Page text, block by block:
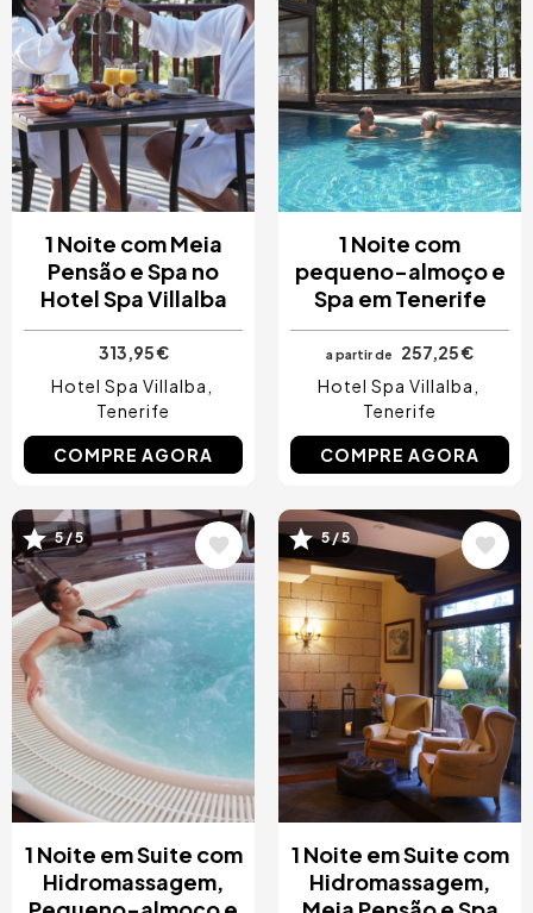
1 Noite com Meia
Pensão e Spa no
Hotel Spa Villalba
313,95 €
Hotel Spa Villalba
Tenerife
COMPRE AGORA
1 Noite com
pequeno-almoço e
Spa em Tenerife
a partir de
257,25 €
Hotel Spa Villalba
Tenerife
COMPRE AGORA
Imagem
5 / 5
1 Noite em Suite com
Hidromassagem,
Imagem
5 / 5
1 Noite em Suite com
Hidromassagem,